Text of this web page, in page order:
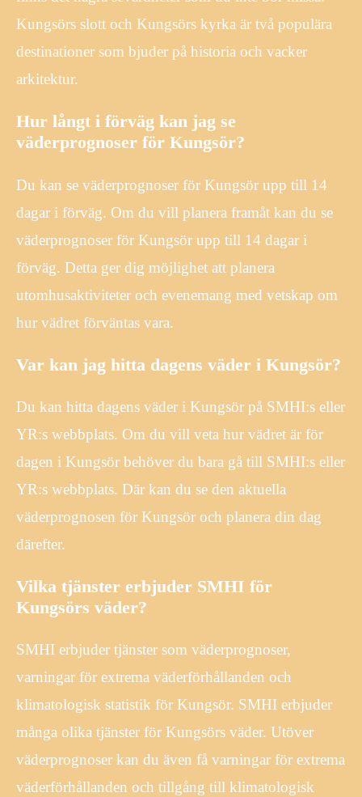
Kungsörs slott och Kungsörs kyrka är två populära
destinationer som bjuder på historia och vacker
arkitektur.
Hur långt i förväg kan jag se
väderprognoser för Kungsör?
Du kan se väderprognoser för Kungsör upp till 14
dagar i förväg. Om du vill planera framåt kan du se
väderprognoser för Kungsör upp till 14 dagar i
förväg. Detta ger dig möjlighet att planera
utomhusaktiviteter och evenemang med vetskap om
hur vädret förväntas vara.
Var kan jag hitta dagens väder i Kungsör?
Du kan hitta dagens väder i Kungsör på SMHI:s eller
YR:s webbplats. Om du vill veta hur vädret är för
dagen i Kungsör behöver du bara gå till SMHI:s eller
YR:s webbplats. Där kan du se den aktuella
väderprognosen för Kungsör och planera din dag
därefter.
Vilka tjänster erbjuder SMHI för
Kungsörs väder?
SMHI erbjuder tjänster som väderprognoser,
varningar för extrema väderförhållanden och
klimatologisk statistik för Kungsör. SMHI erbjuder
många olika tjänster för Kungsörs väder. Utöver
väderprognoser kan du även få varningar för extrema
väderförhållanden och tillgång till klimatologisk